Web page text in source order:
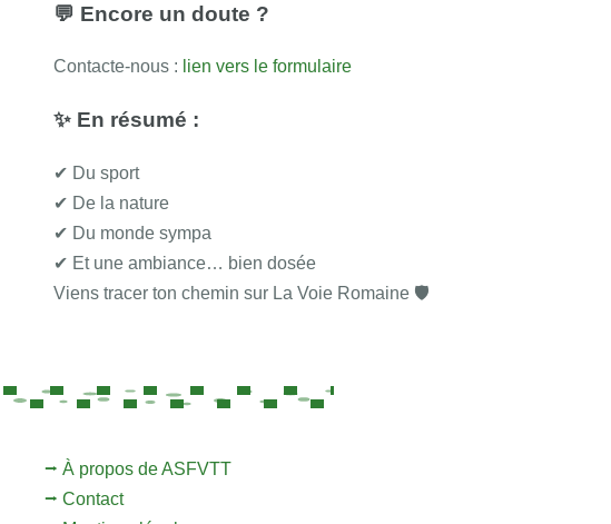
💬 Encore un doute ?
Contacte-nous : lien vers le formulaire
✨ En résumé :
✔ Du sport
✔ De la nature
✔ Du monde sympa
✔ Et une ambiance… bien dosée
Viens tracer ton chemin sur La Voie Romaine 🛡️
⭢ À propos de ASFVTT
⭢ Contact